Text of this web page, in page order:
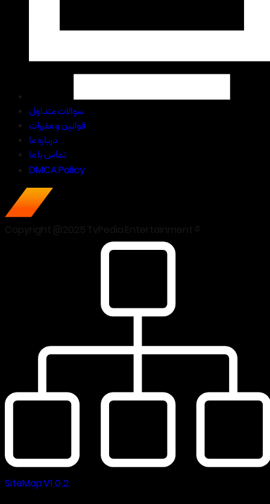
سوالات متداول
قوانین و مقررات
درباره ما
تماس با ما
DMCA Policy
SiteMap V1.0.2